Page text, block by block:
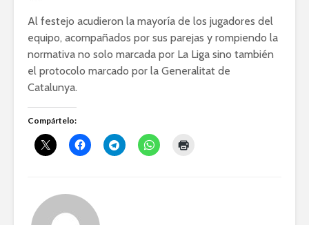
Al festejo acudieron la mayoría de los jugadores del
equipo, acompañados por sus parejas y rompiendo la
normativa no solo marcada por La Liga sino también
el protocolo marcado por la Generalitat de
Catalunya.
Compártelo: